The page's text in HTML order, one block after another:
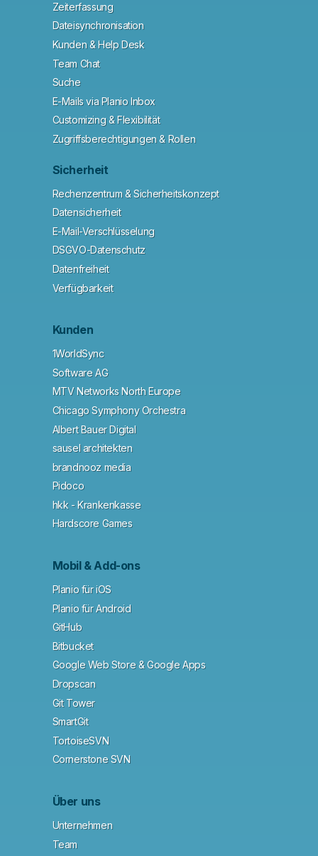
Zeiterfassung
Dateisynchronisation
Kunden & Help Desk
Team Chat
Suche
E-Mails via Planio Inbox
Customizing & Flexibilität
Zugriffsberechtigungen & Rollen
Sicherheit
Rechenzentrum & Sicherheitskonzept
Datensicherheit
E-Mail-Verschlüsselung
DSGVO-Datenschutz
Datenfreiheit
Verfügbarkeit
Kunden
1WorldSync
Software AG
MTV Networks North Europe
Chicago Symphony Orchestra
Albert Bauer Digital
sausel architekten
brandnooz media
Pidoco
hkk - Krankenkasse
Hardscore Games
Mobil & Add-ons
Planio für iOS
Planio für Android
GitHub
Bitbucket
Google Web Store & Google Apps
Dropscan
Git Tower
SmartGit
TortoiseSVN
Cornerstone SVN
Über uns
Unternehmen
Team